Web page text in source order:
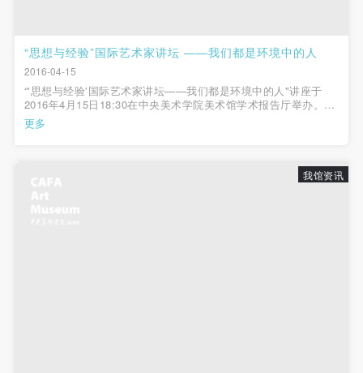
“思想与经验”国际艺术家讲坛 ——我们都是环境中的人
2016-04-15
“'思想与经验'国际艺术家讲坛——我们都是环境中的人"讲座于
2016年4月15日18:30在中央美术学院美术馆学术报告厅举办。主
讲人为来自德国的行为艺术家H. A.舒尔特和旅德华裔艺术家任
戎，主持人为中央美术学院美术馆馆长王璜生。 H.A.舒尔特自20
更多
我馆资讯